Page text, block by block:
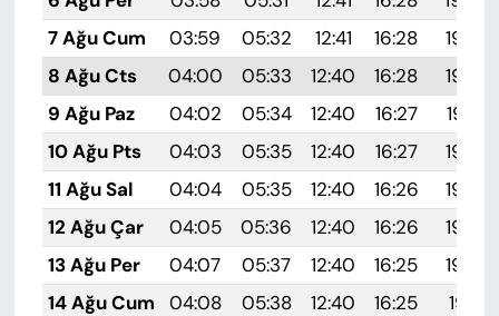
7 Ağu Cum
03:59 05:32 12:41 16:28
19:39
8 Ağu Cts
04:00 05:33 12:40 16:28
19:38
9 Ağu Paz
04:02 05:34 12:40 16:27
19:37
10 Ağu Pts
04:03 05:35 12:40 16:27
19:36
11 Ağu Sal
04:04 05:35 12:40 16:26
19:35
12 Ağu Çar
04:05 05:36 12:40 16:26
19:34
13 Ağu Per
04:07 05:37 12:40 16:25
19:32
14 Ağu Cum
04:08 05:38 12:40 16:25
19:31